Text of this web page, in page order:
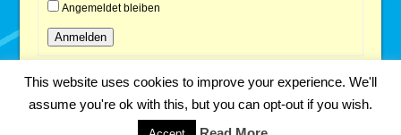
Angemeldet bleiben
Anmelden
Copyright 2018 Fabian Kainka | All Rights Reserved.
This website uses cookies to improve your experience. We'll
assume you're ok with this, but you can opt-out if you wish.